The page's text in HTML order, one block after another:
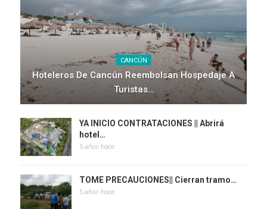
CANCÚN
Hoteleros De Cancún Reembolsan Hospedaje A
Turistas…
YA INICIO CONTRATACIONES || Abrirá
hotel…
5 años hace
TOME PRECAUCIONES|| Cierran tramo…
5 años hace